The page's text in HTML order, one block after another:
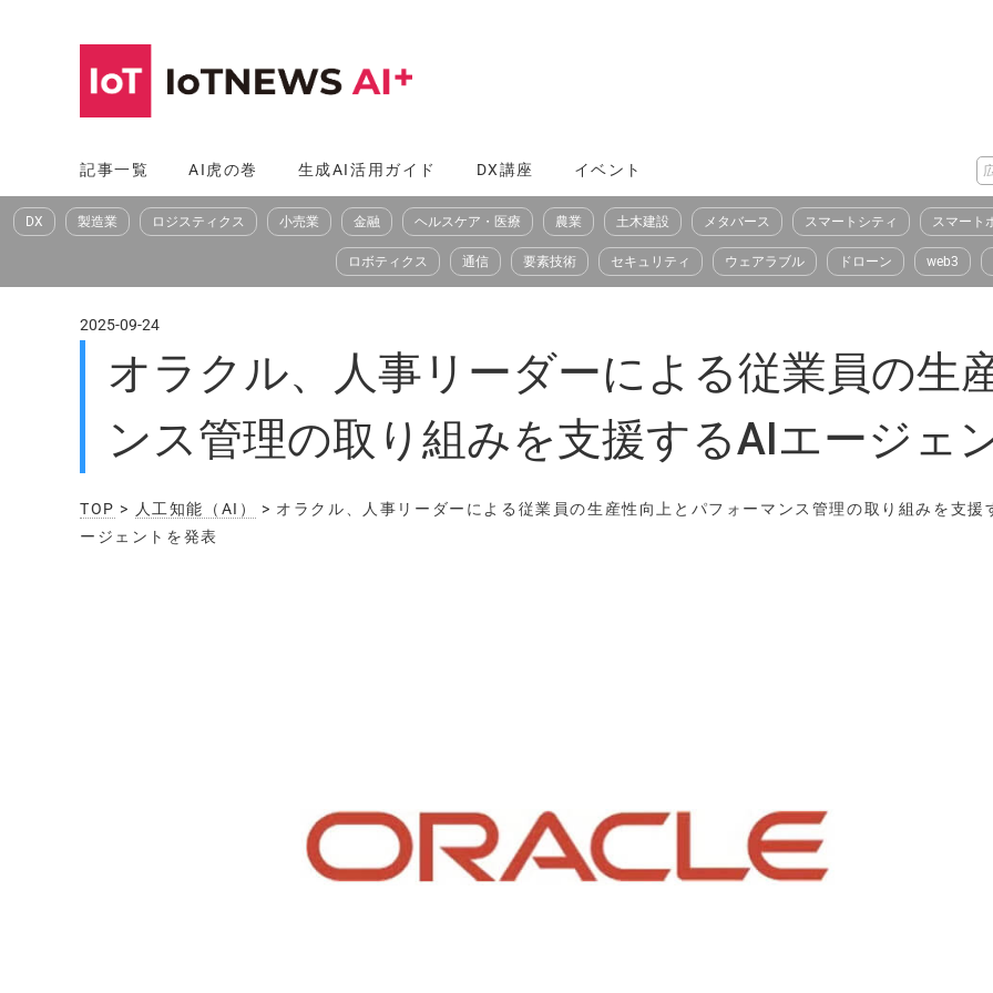
へ
ス
記事一覧 AI虎の巻 生成AI活用ガイド DX講座 イベント
DX 製造業 ロジスティクス 小売業 金融 ヘルスケア・医療 農業 土木建設 メタバース スマートシティ スマート
ロボティクス 通信 要素技術 セキュリティ ウェアラブル ドローン web3
2025-09-24
オラクル、人事リーダーによる従業員の生
ンス管理の取り組みを支援するAIエージェ
TOP > 人工知能（AI）
> オラクル、人事リーダーによる従業員の生産性向上とパフォーマンス管理の取り組みを支援
ージェントを発表